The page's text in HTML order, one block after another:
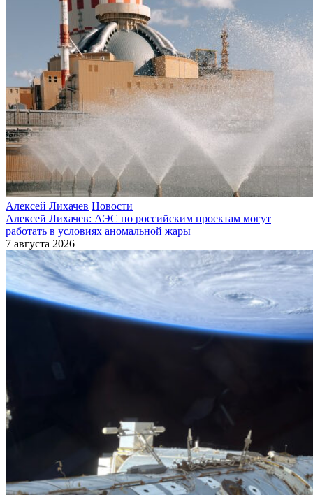
Алексей Лихачев Новости
Алексей Лихачев: АЭС по российским проектам могут
работать в условиях аномальной жары
7 августа 2026